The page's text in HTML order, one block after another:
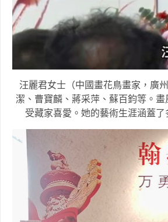
汪麗君女士（中國畫花鳥畫家，廣
潔、曹寶麟、蔣采萍、蘇百鈞等。
受藏家喜愛。她的藝術生涯涵蓋